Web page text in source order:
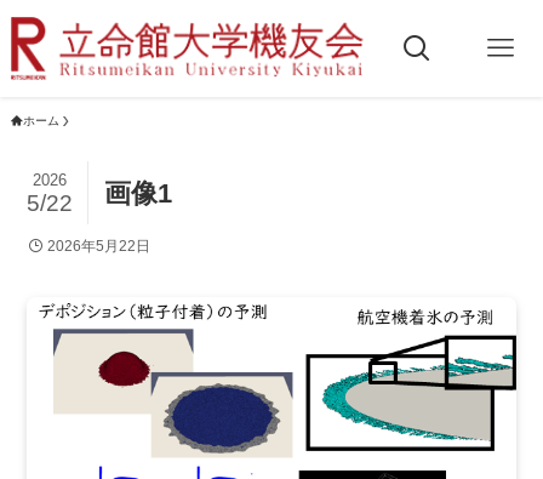
ホーム
画像1
2026
5/22
2026年5月22日